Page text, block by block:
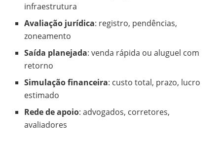
infraestrutura
Avaliação jurídica: registro, pendências,
zoneamento
Saída planejada: venda rápida ou aluguel com
retorno
Simulação financeira: custo total, prazo, lucro
estimado
Rede de apoio: advogados, corretores,
avaliadores